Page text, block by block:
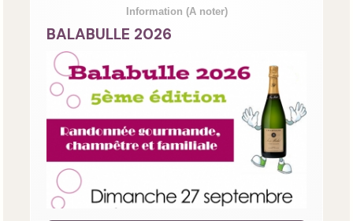
Information (A noter)
BALABULLE 2026